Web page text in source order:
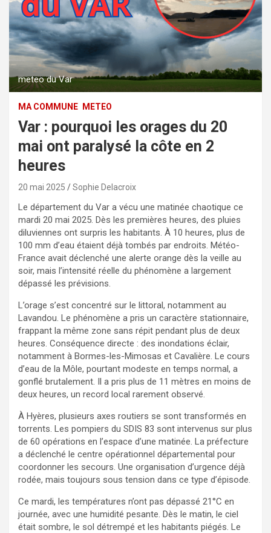
meteo du Var
MA COMMUNE METEO
Var : pourquoi les orages du 20
mai ont paralysé la côte en 2
heures
20 mai 2025 Sophie Delacroix
Le département du Var a vécu une matinée chaotique ce
mardi 20 mai 2025. Dès les premières heures, des pluies
diluviennes ont surpris les habitants. À 10 heures, plus de
100 mm d’eau étaient déjà tombés par endroits. Météo-
France avait déclenché une alerte orange dès la veille au
soir, mais l’intensité réelle du phénomène a largement
dépassé les prévisions.
L’orage s’est concentré sur le littoral, notamment au
Lavandou. Le phénomène a pris un caractère stationnaire,
frappant la même zone sans répit pendant plus de deux
heures. Conséquence directe : des inondations éclair,
notamment à Bormes-les-Mimosas et Cavalière. Le cours
d’eau de la Môle, pourtant modeste en temps normal, a
gonflé brutalement. Il a pris plus de 11 mètres en moins de
deux heures, un record local rarement observé.
À Hyères, plusieurs axes routiers se sont transformés en
torrents. Les pompiers du SDIS 83 sont intervenus sur plus
de 60 opérations en l’espace d’une matinée. La préfecture
a déclenché le centre opérationnel départemental pour
coordonner les secours. Une organisation d’urgence déjà
rodée, mais toujours sous tension dans ce type d’épisode.
Ce mardi, les températures n’ont pas dépassé 21°C en
journée, avec une humidité pesante. Dès le matin, le ciel
était sombre, le sol détrempé et les habitants piégés. Le